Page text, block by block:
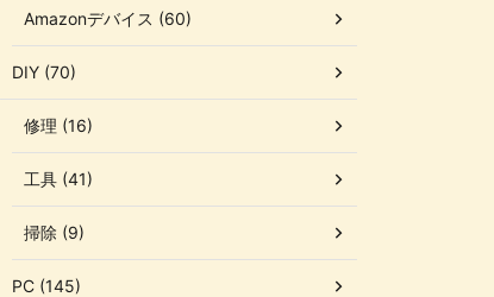
Amazonデバイス (60)
DIY (70)
修理 (16)
工具 (41)
掃除 (9)
PC (145)